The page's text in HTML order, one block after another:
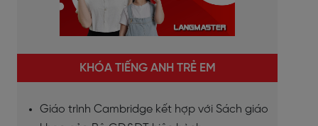
KHÓA TIẾNG ANH TRẺ EM
Giáo trình Cambridge kết hợp với Sách giáo